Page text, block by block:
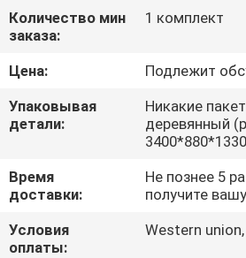
КОНТРОЛЬ
КАЧЕСТВА
КОНТАКТНЫЕ
НОВОСТИ
Количество мин
заказа:
1 комплект
Цена:
Подлежит
Упаковывая
детали:
Никакие
деревянный
Время
доставки:
Не познее 5
получите
Условия
оплаты:
Western